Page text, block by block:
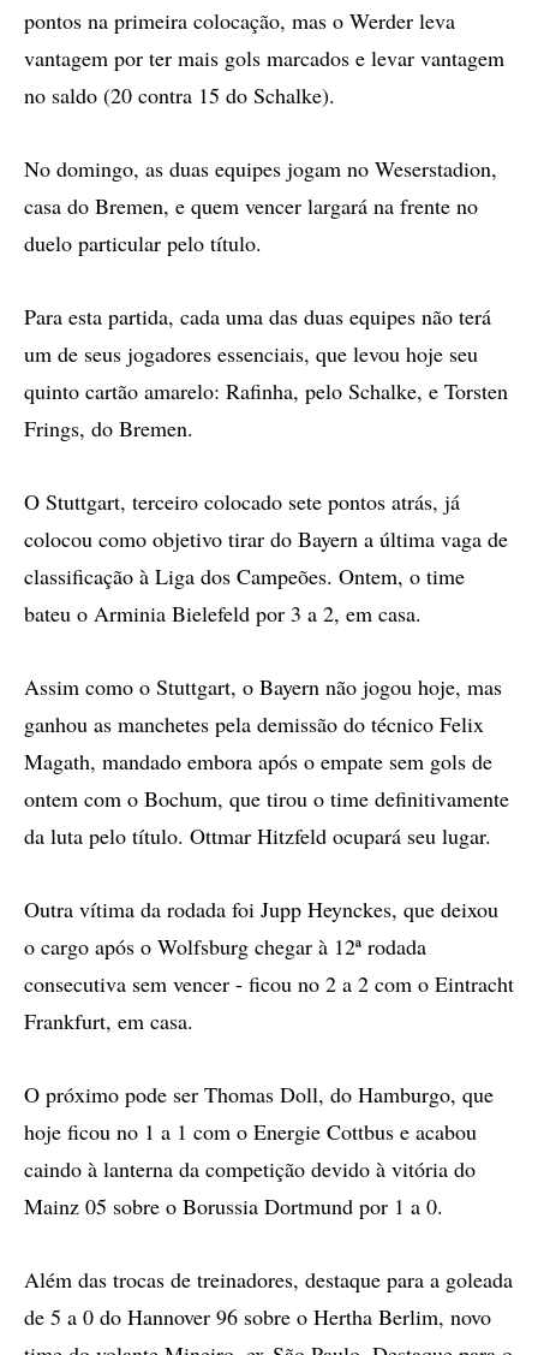
pontos na primeira colocação, mas o Werder leva
vantagem por ter mais gols marcados e levar vantagem
no saldo (20 contra 15 do Schalke).
No domingo, as duas equipes jogam no Weserstadion,
casa do Bremen, e quem vencer largará na frente no
duelo particular pelo título.
Para esta partida, cada uma das duas equipes não terá
um de seus jogadores essenciais, que levou hoje seu
quinto cartão amarelo: Rafinha, pelo Schalke, e Torsten
Frings, do Bremen.
O Stuttgart, terceiro colocado sete pontos atrás, já
colocou como objetivo tirar do Bayern a última vaga de
classificação à Liga dos Campeões. Ontem, o time
bateu o Arminia Bielefeld por 3 a 2, em casa.
Assim como o Stuttgart, o Bayern não jogou hoje, mas
ganhou as manchetes pela demissão do técnico Felix
Magath, mandado embora após o empate sem gols de
ontem com o Bochum, que tirou o time definitivamente
da luta pelo título. Ottmar Hitzfeld ocupará seu lugar.
Outra vítima da rodada foi Jupp Heynckes, que deixou
o cargo após o Wolfsburg chegar à 12ª rodada
consecutiva sem vencer - ficou no 2 a 2 com o Eintracht
Frankfurt, em casa.
O próximo pode ser Thomas Doll, do Hamburgo, que
hoje ficou no 1 a 1 com o Energie Cottbus e acabou
caindo à lanterna da competição devido à vitória do
Mainz 05 sobre o Borussia Dortmund por 1 a 0.
Além das trocas de treinadores, destaque para a goleada
de 5 a 0 do Hannover 96 sobre o Hertha Berlim, novo